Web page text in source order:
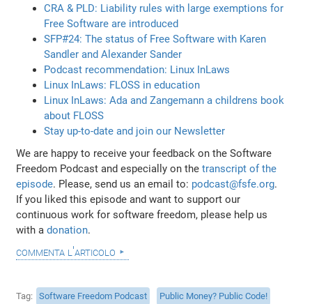
CRA & PLD: Liability rules with large exemptions for
Free Software are introduced
SFP#24: The status of Free Software with Karen
Sandler and Alexander Sander
Podcast recommendation: Linux InLaws
Linux InLaws: FLOSS in education
Linux InLaws: Ada and Zangemann a childrens book
about FLOSS
Stay up-to-date and join our Newsletter
We are happy to receive your feedback on the Software
Freedom Podcast and especially on thetranscript of the
episode. Please, send us an email to: podcast@fsfe.org.
If you liked this episode and want to support our
continuous work for software freedom, please help us
with adonation.
commenta l'articolo
Tag Software Freedom Podcast
Public Money? Public Code!